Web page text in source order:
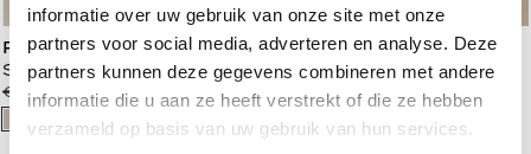
informatie over uw gebruik van onze site met onze
partners voor social media, adverteren en analyse. Deze
partners kunnen deze gegevens combineren met andere
informatie die u aan ze heeft verstrekt of die ze hebben
verzameld op basis van uw gebruik van hun services.
Rotate
Suede Midi Rechte Pencil Rok Bruin
€ 350,00 € 174,95
Forte Forte
Midi Rok Licht Groen
€ 499,95 € 249,95